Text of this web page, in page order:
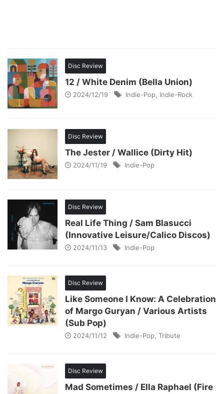
Disc Review
12 / White Denim (Bella Union)
2024/12/19 Indie-Pop Indie-Rock
Disc Review
The Jester / Wallice (Dirty Hit)
2024/11/19 Indie-Pop
Disc Review
Real Life Thing / Sam Blasucci
(Innovative Leisure/Calico Discos)
2024/11/13 Indie-Pop
Disc Review
Like Someone I Know: A Celebration
of Margo Guryan / Various Artists
(Sub Pop)
2024/11/12 Indie-Pop Tribute
Disc Review
Mad Sometimes / Ella Raphael (Fire